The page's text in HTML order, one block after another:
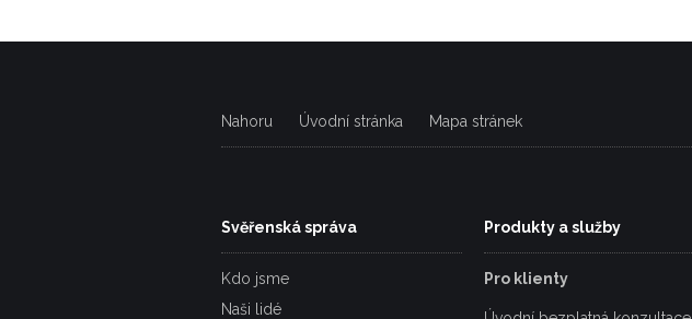
Nahoru Úvodní stránka Mapa stránek
Svěřenská správa
Kdo jsme
Naši lidé
Produkty a služby
Pro klienty